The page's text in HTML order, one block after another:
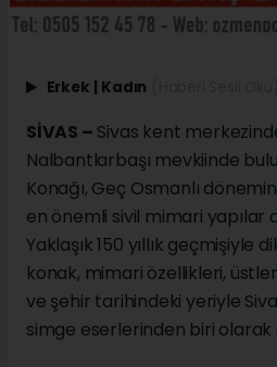
Erkek | Kadın
SİVAS – Sivas kent
Nalbantlarbaşı mevkiinde
Konağı, Geç Osmanlı
en önemli sivil mimari yapılar
Yaklaşık 150 yıllık geçmişiyle
konak, mimari özellikleri,
ve şehir tarihindeki yeriyle
simge eserlerinden biri olarak